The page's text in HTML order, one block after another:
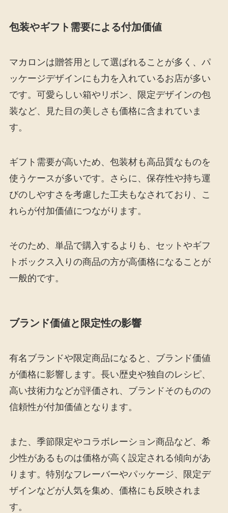
包装やギフト需要による付加価値
マカロンは贈答用として選ばれることが多く、パ
ッケージデザインにも力を入れているお店が多い
です。可愛らしい箱やリボン、限定デザインの包
装など、見た目の美しさも価格に含まれていま
す。
ギフト需要が高いため、包装材も高品質なものを
使うケースが多いです。さらに、保存性や持ち運
びのしやすさを考慮した工夫もなされており、こ
れらが付加価値につながります。
そのため、単品で購入するよりも、セットやギフ
トボックス入りの商品の方が高価格になることが
一般的です。
ブランド価値と限定性の影響
有名ブランドや限定商品になると、ブランド価値
が価格に影響します。長い歴史や独自のレシピ、
高い技術力などが評価され、ブランドそのものの
信頼性が付加価値となります。
また、季節限定やコラボレーション商品など、希
少性があるものは価格が高く設定される傾向があ
ります。特別なフレーバーやパッケージ、限定デ
ザインなどが人気を集め、価格にも反映されま
す。